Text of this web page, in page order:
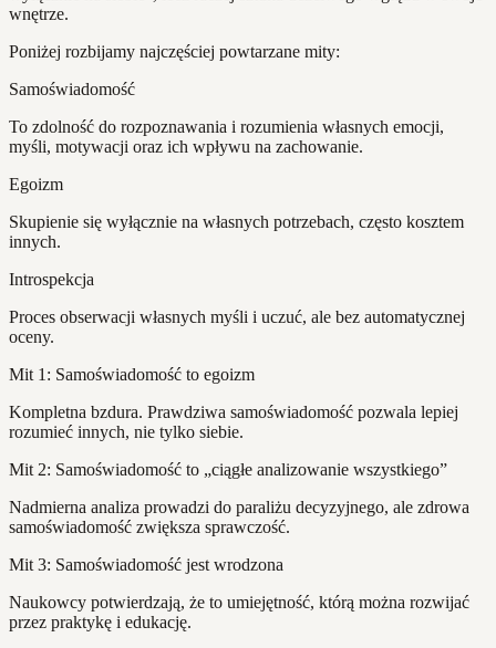
wnętrze.
Poniżej rozbijamy najczęściej powtarzane mity:
Samoświadomość
To zdolność do rozpoznawania i rozumienia własnych emocji,
myśli, motywacji oraz ich wpływu na zachowanie.
Egoizm
Skupienie się wyłącznie na własnych potrzebach, często kosztem
innych.
Introspekcja
Proces obserwacji własnych myśli i uczuć, ale bez automatycznej
oceny.
Mit 1: Samoświadomość to egoizm
Kompletna bzdura. Prawdziwa samoświadomość pozwala lepiej
rozumieć innych, nie tylko siebie.
Mit 2: Samoświadomość to „ciągłe analizowanie wszystkiego”
Nadmierna analiza prowadzi do paraliżu decyzyjnego, ale zdrowa
samoświadomość zwiększa sprawczość.
Mit 3: Samoświadomość jest wrodzona
Naukowcy potwierdzają, że to umiejętność, którą można rozwijać
przez praktykę i edukację.